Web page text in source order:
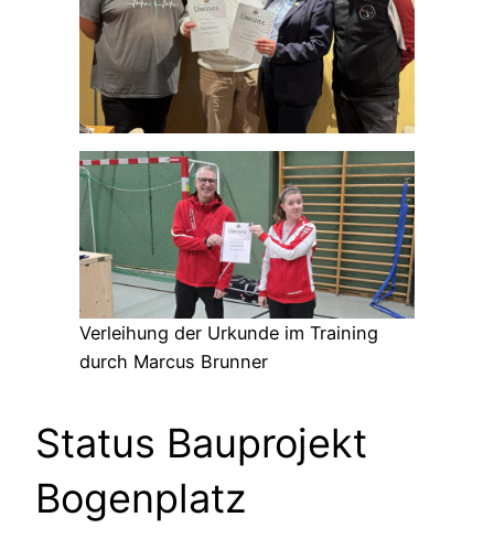
Verleihung der Urkunde im Training
durch Marcus Brunner
Status Bauprojekt
Bogenplatz